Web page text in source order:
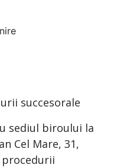
succesorale
sediul biroului la
Cel Mare, 31,
procedurii